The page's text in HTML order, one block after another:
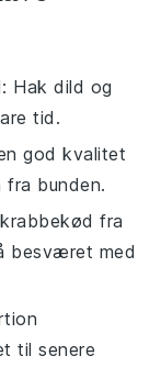
: Hakdild og
tid.
god kvalitet
bunden.
krabbekød fra
besværet med
til senere